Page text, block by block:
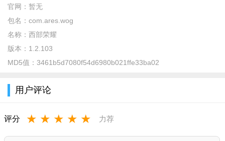
游戏特色
官网： 暂无
包名： com.ares.wog
名称： 西部荣耀
版本： 1.2.103
MD5值： 3461b5d7080f54d6980b021ffe33ba02
用户评论
评分 ★ ★ ★ ★ ★ 力荐